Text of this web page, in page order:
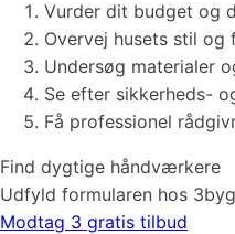
Vurder dit budget og
Overvej husets stil og
Undersøg materialer
Se efter sikkerheds-
Få professionel
Find dygtige håndværkere
Udfyld formularen hos
Modtag 3 gratis tilbud